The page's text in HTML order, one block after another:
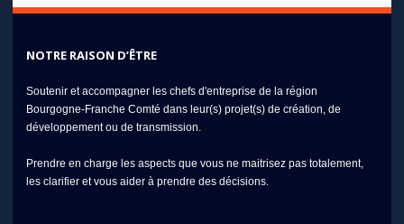
NOTRE RAISON D’ÊTRE
Soutenir et accompagner les chefs d'entreprise de la région
Bourgogne-Franche Comté dans leur(s) projet(s) de création, de
développement ou de transmission.
Prendre en charge les aspects que vous ne maitrisez pas totalement,
les clarifier et vous aider à prendre des décisions.